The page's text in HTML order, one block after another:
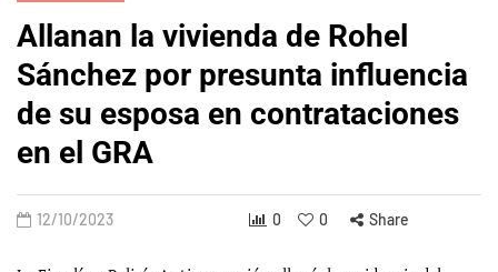
Allanan la vivienda de Rohel
Sánchez por presunta influencia
de su esposa en contrataciones
en el GRA
12/10/2023 0 0 Share